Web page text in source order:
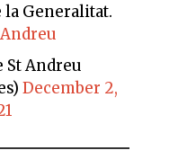
la Generalitat.
St Andreu
December 2,